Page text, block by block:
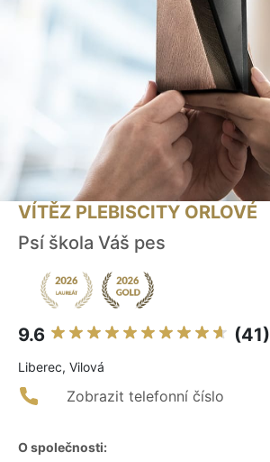
VÍTĚZ PLEBISCITY ORLOVÉ
Psí škola Váš pes
9.6 (41)
Liberec, Vilová
Zobrazit telefonní číslo
O společnosti: